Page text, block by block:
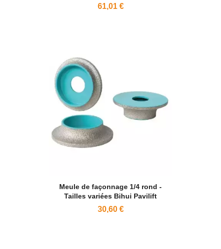
61,01 €
Meule de façonnage 1/4 rond -
Tailles variées Bihui Pavilift
30,60 €